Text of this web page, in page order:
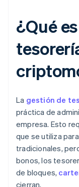
¿Qué
La gestión de
práctica de
empresa. Esto
que se utiliza
tradicionales,
bonos, los
de bloques,
cierran.